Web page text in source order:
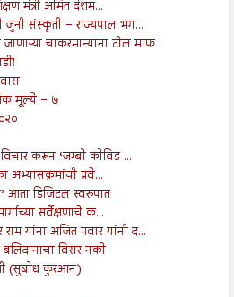
मंत्री अमित देशम...
जुनी संस्कृती – राज्यपाल भग...
चाकरमान्यांना टोल माफ
मूल्ये – ७
करून ‘जम्बो कोविड ...
अभ्यासक्रमांची प्रवे...
आता डिजिटल स्वरुपात
सर्वेक्षणाचे क...
यांना अजित पवार यांनी द...
बलिदानाचा विसर नको
(सुबोध कुरआन)